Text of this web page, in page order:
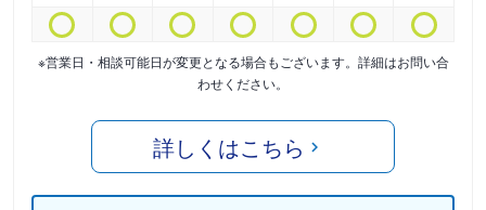
※営業日・相談可能日が変更となる場合もございます。詳細はお問い合
わせください。
詳しくはこちら